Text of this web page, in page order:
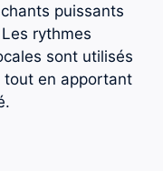
puissants
rythmes
sont utilisés
tout en apportant